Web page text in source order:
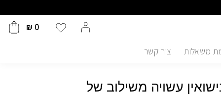
₪ 0
משאלות צור קשר
עשויה משילוב של